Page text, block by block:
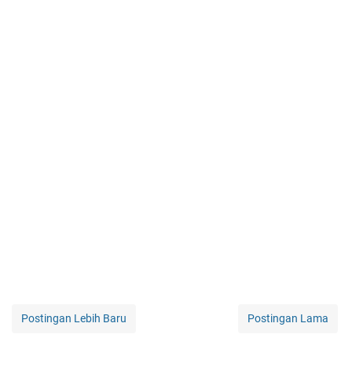
Postingan Lebih Baru Postingan Lama